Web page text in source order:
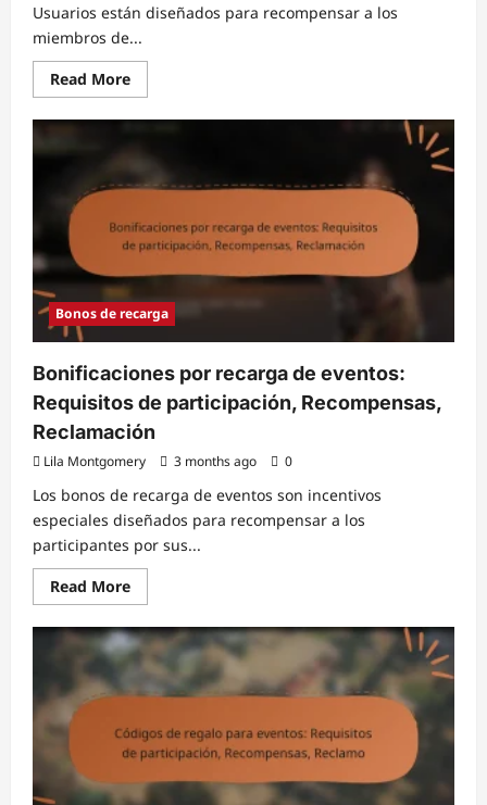
Usuarios están diseñados para recompensar a los
miembros de...
Read MoreRead
more
Premios
Hitos
de
Eventos
Usuarios:
Contribuciones
la
Verificación,
Reclamación
Bonos de recarga
Bonificaciones por recarga de eventos:
Requisitos de participación, Recompensas,
Reclamación
Lila Montgomery 3 months ago 0
Los bonos de recarga de eventos son incentivos
especiales diseñados para recompensar a los
participantes por sus...
Read MoreRead
more
Bonificaciones
por
recarga
de
eventos:
participación,
Recompensas,
Reclamación